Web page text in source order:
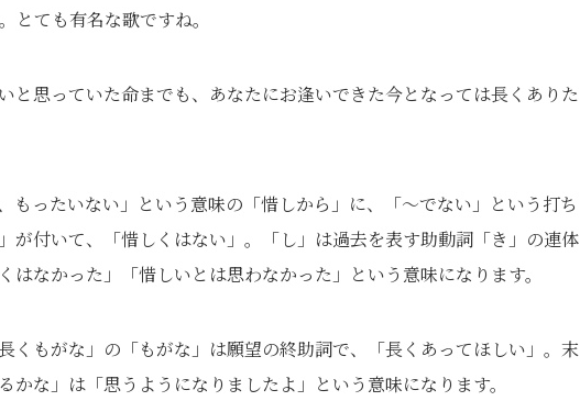
とても有名な歌ですね。
と思っていた命までも、あなたにお逢いできた今となっては長くありた
もったいない」という意味の「惜しから」に、「〜でない」という打ち
が付いて、「惜しくはない」。「し」は過去を表す助動詞「き」の連体
なかった」「惜しいとは思わなかった」という意味になります。
くもがな」の「もがな」は願望の終助詞で、「長くあってほしい」。末
な」は「思うようになりましたよ」という意味になります。